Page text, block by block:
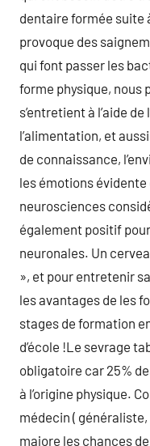
dentaire formée suite
provoque des
qui font passer les
forme physique, nous
s’entretient à l’aide
l’alimentation, et
de connaissance,
les émotions
neurosciences
également positif
neuronales. Un
», et pour entretenir
les avantages de les
stages de formation
d’école !Le sevrage
obligatoire car 25%
à l’origine physique.
médecin (
majore les chances